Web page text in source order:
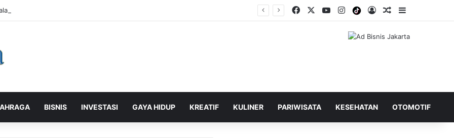
Pelanggan, PLN Icon Plus Sabet Tiga Penghargaan CCW 2026 Facebook YouTubeInstagramTiktokLog InShuffle Berita
BISNIS INVESTASI GAYA HIDUP KREATIF KULINER PARIWISATA KESEHATAN OTOMOTIF